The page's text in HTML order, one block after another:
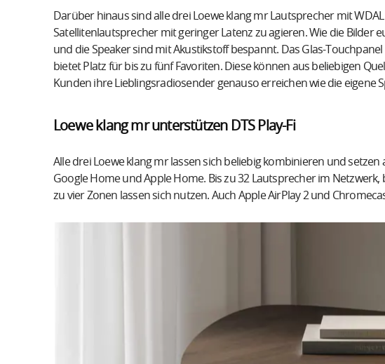
Darüber hinaus sind alle drei Loewe klang mr Lautsprecher mit
Satellitenlautsprecher mit geringer Latenz zu agieren. Wie die Bilder
und die Speaker sind mit Akustikstoff bespannt. Das Glas-
bietet Platz für bis zu fünf Favoriten. Diese können aus beliebigen
Kunden ihre Lieblingsradiosender genauso erreichen wie die eigene
Loewe klang mr unterstützen DTS Play-Fi
Alle drei Loewe klang mr lassen sich beliebig kombinieren und setzen
Google Home und Apple Home. Bis zu 32 Lautsprecher im
zu vier Zonen lassen sich nutzen. Auch Apple AirPlay 2 und